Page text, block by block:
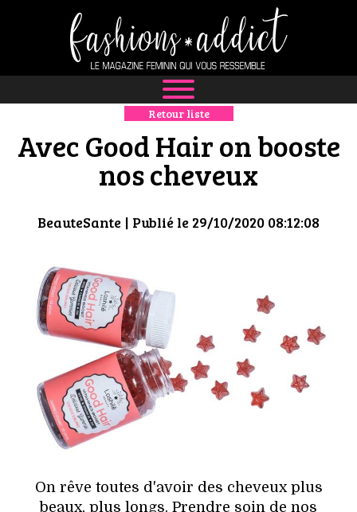
NEWS
MODE
BOUTIQUE
CULTURE
HIGH TECH
MAISON
LIEUX TENDANCES
Retour liste
Avec Good Hair on booste
nos cheveux
BeauteSante | Publié le 29/10/2020 08:12:08
On rêve toutes d'avoir des cheveux plus
beaux, plus longs. Prendre soin de nos